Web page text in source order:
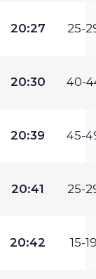
20:27 25-
20:30 40-
20:39 45-
20:41 25-
20:42 15-